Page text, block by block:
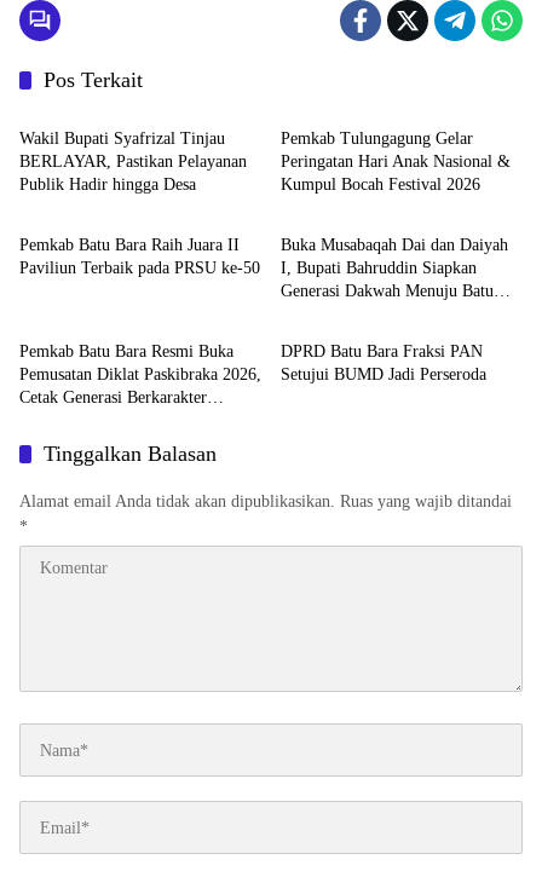
Pos Terkait
Pemerintahan
Wakil Bupati Syafrizal Tinjau
BERLAYAR, Pastikan Pelayanan
Publik Hadir hingga Desa
Pemkab Tulungagung Gelar
Peringatan Hari Anak Nasional &
Kumpul Bocah Festival 2026
Pemerintahan
Pemkab Batu Bara Raih Juara II
Paviliun Terbaik pada PRSU ke-50
Pemerintahan
Buka Musabaqah Dai dan Daiyah
I, Bupati Bahruddin Siapkan
Generasi Dakwah Menuju Batu
Pemkab Batu Bara Resmi Buka
Pemusatan Diklat Paskibraka 2026,
Cetak Generasi Berkarakter
Pemerintahan
DPRD Batu Bara Fraksi PAN
Setujui BUMD Jadi Perseroda
Tinggalkan Balasan
Alamat email Anda tidak akan dipublikasikan. Ruas yang wajib ditandai
*